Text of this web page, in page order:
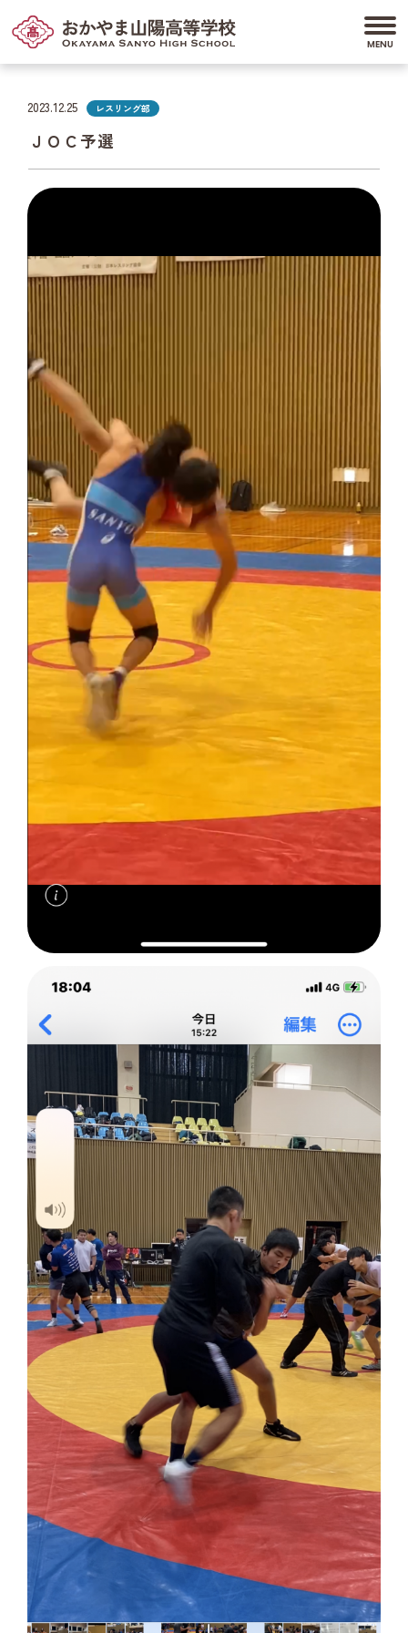
2023.12.25 レスリング部
ＪＯＣ予選